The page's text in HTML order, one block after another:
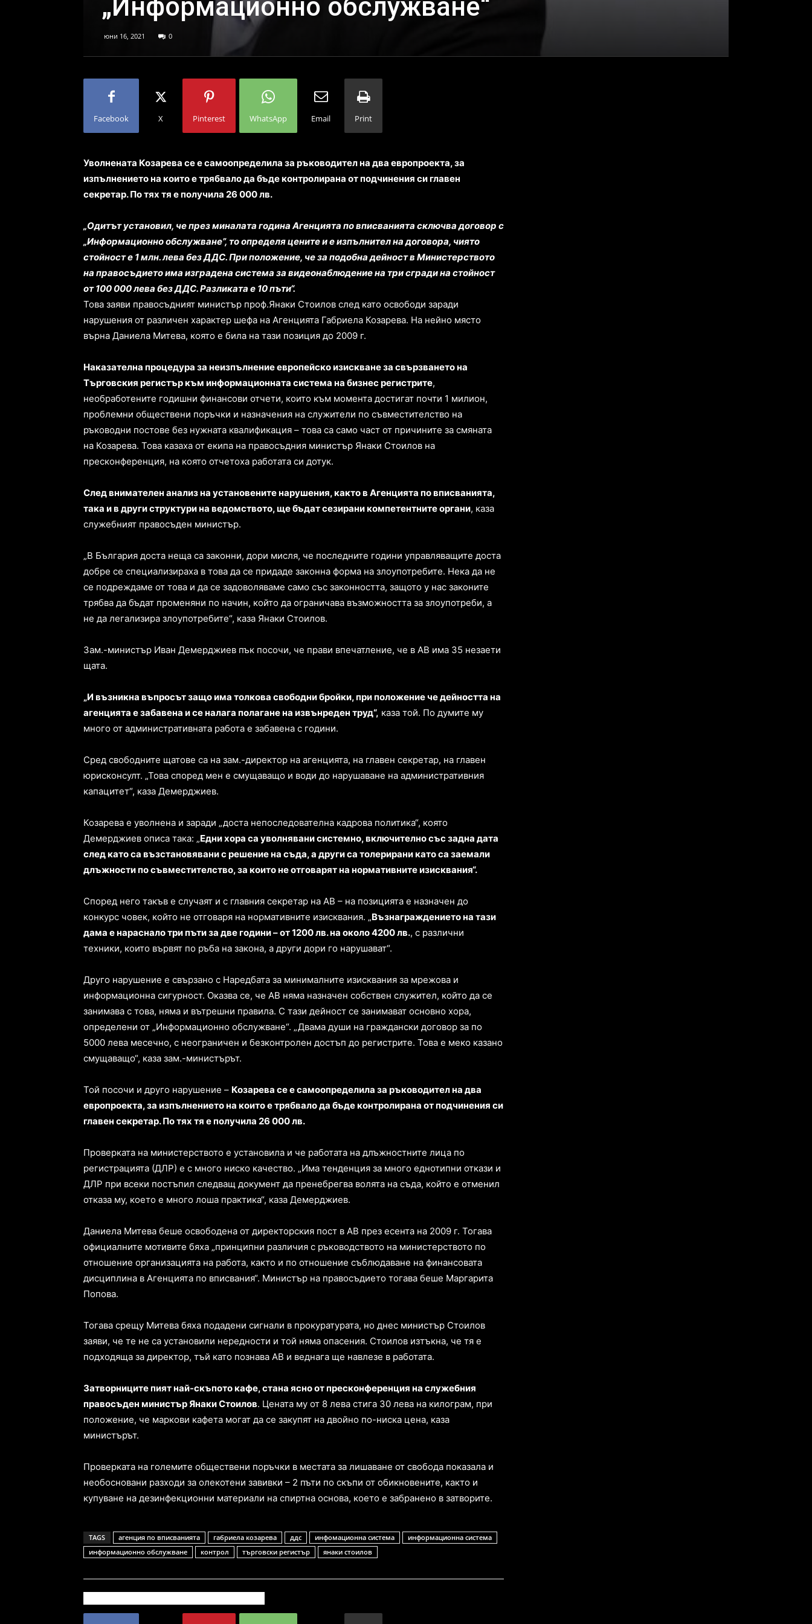
„Информационно обслужване“
юни 16, 2021 0
Facebook X Pinterest WhatsApp Email Print
Уволнената Козарева се е самоопределила за ръководител на два европроекта, за
изпълнението на които е трябвало да бъде контролирана от подчинения си главен
секретар. По тях тя е получила 26 000 лв.
„Одитът установил, че през миналата година Агенцията по вписванията сключва договор с
„Информационно обслужване”, то определя цените и е изпълнител на договора, чиято
стойност е 1 млн. лева без ДДС. При положение, че за подобна дейност в Министерството
на правосъдието има изградена система за видеонаблюдение на три сгради на стойност
от 100 000 лева без ДДС. Разликата е 10 пъти“.
Това заяви правосъдният министър проф.Янаки Стоилов след като освободи заради
нарушения от различен характер шефа на Агенцията Габриела Козарева. На нейно място
върна Даниела Митева, която е била на тази позиция до 2009 г.
Наказателна процедура за неизпълнение европейско изискване за свързването на
Търговския регистър към информационната система на бизнес регистрите,
необработените годишни финансови отчети, които към момента достигат почти 1 милион,
проблемни обществени поръчки и назначения на служители по съвместителство на
ръководни постове без нужната квалификация – това са само част от причините за смяната
на Козарева. Това казаха от екипа на правосъдния министър Янаки Стоилов на
пресконференция, на която отчетоха работата си дотук.
След внимателен анализ на установените нарушения, както в Агенцията по вписванията,
така и в други структури на ведомството, ще бъдат сезирани компетентните органи, каза
служебният правосъден министър.
„В България доста неща са законни, дори мисля, че последните години управляващите доста
добре се специализираха в това да се придаде законна форма на злоупотребите. Нека да не
се подреждаме от това и да се задоволяваме само със законността, защото у нас законите
трябва да бъдат променяни по начин, който да ограничава възможността за злоупотреби, а
не да легализира злоупотребите“, каза Янаки Стоилов.
Зам.-министър Иван Демерджиев пък посочи, че прави впечатление, че в АВ има 35 незаети
щата.
„И възникна въпросът защо има толкова свободни бройки, при положение че дейността на
агенцията е забавена и се налага полагане на извънреден труд“, каза той. По думите му
много от административната работа е забавена с години.
Сред свободните щатове са на зам.-директор на агенцията, на главен секретар, на главен
юрисконсулт. „Това според мен е смущаващо и води до нарушаване на административния
капацитет“, каза Демерджиев.
Козарева е уволнена и заради „доста непоследователна кадрова политика“, която
Демерджиев описа така: „Едни хора са уволнявани системно, включително със задна дата
след като са възстановявани с решение на съда, а други са толерирани като са заемали
длъжности по съвместителство, за които не отговарят на нормативните изисквания“.
Според него такъв е случаят и с главния секретар на АВ – на позицията е назначен до
конкурс човек, който не отговаря на нормативните изисквания. „Възнаграждението на тази
дама е нараснало три пъти за две години – от 1200 лв. на около 4200 лв., с различни
техники, които вървят по ръба на закона, а други дори го нарушават“.
Друго нарушение е свързано с Наредбата за минималните изисквания за мрежова и
информационна сигурност. Оказва се, че АВ няма назначен собствен служител, който да се
занимава с това, няма и вътрешни правила. С тази дейност се занимават основно хора,
определени от „Информационно обслужване“. „Двама души на граждански договор за по
5000 лева месечно, с неограничен и безконтролен достъп до регистрите. Това е меко казано
смущаващо“, каза зам.-министърът.
Той посочи и друго нарушение – Козарева се е самоопределила за ръководител на два
европроекта, за изпълнението на които е трябвало да бъде контролирана от подчинения си
главен секретар. По тях тя е получила 26 000 лв.
Проверката на министерството е установила и че работата на длъжностните лица по
регистрацията (ДЛР) е с много ниско качество. „Има тенденция за много еднотипни откази и
ДЛР при всеки постъпил следващ документ да пренебрегва волята на съда, който е отменил
отказа му, което е много лоша практика“, каза Демерджиев.
Даниела Митева беше освободена от директорския пост в АВ през есента на 2009 г. Тогава
официалните мотивите бяха „принципни различия с ръководството на министерството по
отношение организацията на работа, както и по отношение съблюдаване на финансовата
дисциплина в Агенцията по вписвания“. Министър на правосъдието тогава беше Маргарита
Попова.
Тогава срещу Митева бяха подадени сигнали в прокуратурата, но днес министър Стоилов
заяви, че те не са установили нередности и той няма опасения. Стоилов изтъкна, че тя е
подходяща за директор, тъй като познава АВ и веднага ще навлезе в работата.
Затворниците пият най-скъпото кафе, стана ясно от пресконференция на служебния
правосъден министър Янаки Стоилов. Цената му от 8 лева стига 30 лева на килограм, при
положение, че маркови кафета могат да се закупят на двойно по-ниска цена, каза
министърът.
Проверката на големите обществени поръчки в местата за лишаване от свобода показала и
необосновани разходи за олекотени завивки – 2 пъти по скъпи от обикновените, както и
купуване на дезинфекционни материали на спиртна основа, което е забранено в затворите.
TAGS агенция по вписванията габриела козарева ддс инфомационна система
информационна система
информационно обслужване
контрол търговски регистър янаки стоилов